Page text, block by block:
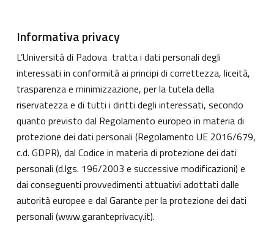
Informativa privacy
L’Università di Padova tratta i dati personali degli
interessati in conformità ai principi di correttezza, liceità,
trasparenza e minimizzazione, per la tutela della
riservatezza e di tutti i diritti degli interessati, secondo
quanto previsto dal Regolamento europeo in materia di
protezione dei dati personali (Regolamento UE 2016/679,
c.d. GDPR), dal Codice in materia di protezione dei dati
personali (d.lgs. 196/2003 e successive modificazioni) e
dai conseguenti provvedimenti attuativi adottati dalle
autorità europee e dal Garante per la protezione dei dati
personali (www.garanteprivacy.it).